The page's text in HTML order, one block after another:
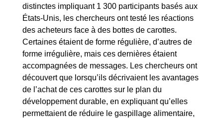
distinctes impliquant 1 300 participants basés aux
États-Unis, les chercheurs ont testé les réactions
des acheteurs face à des bottes de carottes.
Certaines étaient de forme régulière, d’autres de
forme irrégulière, mais ces dernières étaient
accompagnées de messages. Les chercheurs ont
découvert que lorsqu’ils décrivaient les avantages
de l’achat de ces carottes sur le plan du
développement durable, en expliquant qu’elles
permettaient de réduire le gaspillage alimentaire,